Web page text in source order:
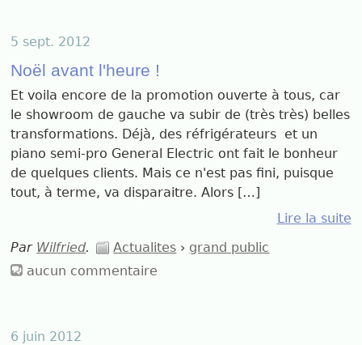
5 sept. 2012
Noël avant l'heure !
Et voila encore de la promotion ouverte à tous, car
le showroom de gauche va subir de (très très) belles
transformations. Déjà, des réfrigérateurs et un
piano semi-pro General Electric ont fait le bonheur
de quelques clients. Mais ce n'est pas fini, puisque
tout, à terme, va disparaitre. Alors […]
Lire la suite
Par Wilfried. Actualites › grand public
aucun commentaire
6 juin 2012